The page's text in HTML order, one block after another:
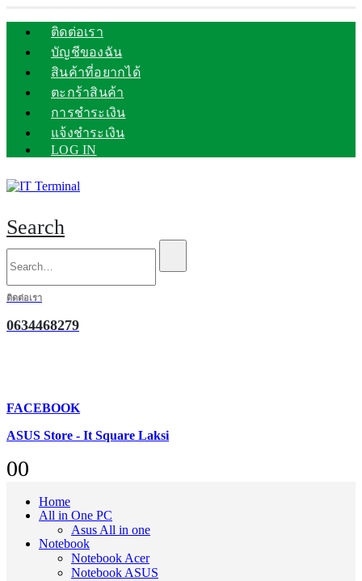
ติดต่อเรา
บัญชีของฉัน
สินค้าที่อยากได้
ตะกร้าสินค้า
การชำระเงิน
แจ้งชำระเงิน
LOG IN
Search
ติดต่อเรา
0634468279
FACEBOOK
ASUS Store - It Square Laksi
00
Home
All in One PC
Asus All in one
Notebook
Notebook Acer
Notebook ASUS